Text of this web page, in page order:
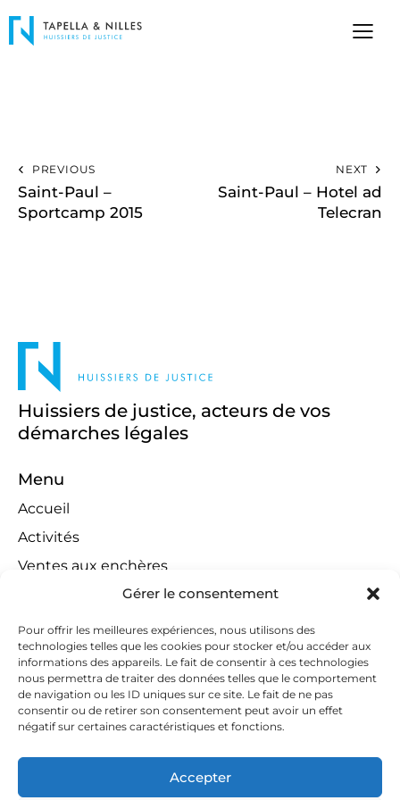
Gérer le consentement
Pour offrir les meilleures expériences, nous utilisons des
technologies telles que les cookies pour stocker et/ou accéder aux
informations des appareils. Le fait de consentir à ces technologies
nous permettra de traiter des données telles que le comportement
de navigation ou les ID uniques sur ce site. Le fait de ne pas
consentir ou de retirer son consentement peut avoir un effet
négatif sur certaines caractéristiques et fonctions.
Accepter
PREVIOUS
Saint-Paul –
Sportcamp 2015
NEXT
Saint-Paul – Hotel ad
Telecran
Huissiers de justice, acteurs de vos
démarches légales
Menu
Accueil
Activités
Ventes aux enchères
Compétences territoriales
Jeux concours
Liens
Contact
Contactez-nous
huissiers@tapella-nilles.lu